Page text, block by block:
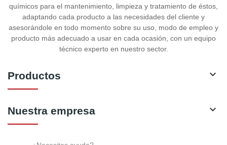
químicos para el mantenimiento, limpieza y tratamiento de éstos,
adaptando cada producto a las necesidades del cliente y
asesorándole en todo momento sobre su uso, modo de empleo y
producto más adecuado a usar en cada ocasión, con un equipo
técnico experto en nuestro sector.
Productos 
Nuestra empresa 